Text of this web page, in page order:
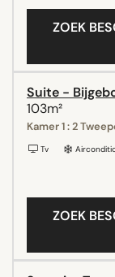
ZOEK
Suite -
103m²
Kamer 1 : 2
Tv
ZOEK